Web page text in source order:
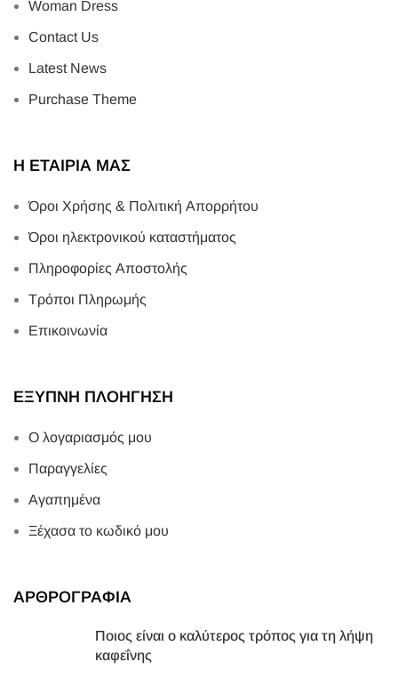
Woman Dress
Contact Us
Latest News
Purchase Theme
Η ΕΤΑΙΡΙΑ ΜΑΣ
Όροι Χρήσης & Πολιτική Απορρήτου
Όροι ηλεκτρονικού καταστήματος
Πληροφορίες Αποστολής
Τρόποι Πληρωμής
Επικοινωνία
ΕΞΥΠΝΗ ΠΛΟΗΓΗΣΗ
Ο λογαριασμός μου
Παραγγελίες
Αγαπημένα
Ξέχασα το κωδικό μου
ΑΡΘΡΟΓΡΑΦΙΑ
Ποιος είναι ο καλύτερος τρόπος για τη λήψη
καφεΐνης